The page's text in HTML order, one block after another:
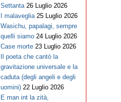
Settanta 26 Luglio 2026
I malaveglia 25 Luglio 2026
Wasichu, papalagi, sempre
quelli siamo 24 Luglio 2026
Case morte 23 Luglio 2026
Il poeta che cantò la
gravitazione universale e la
caduta (degli angeli e degli
uomini) 22 Luglio 2026
E man int la zità,